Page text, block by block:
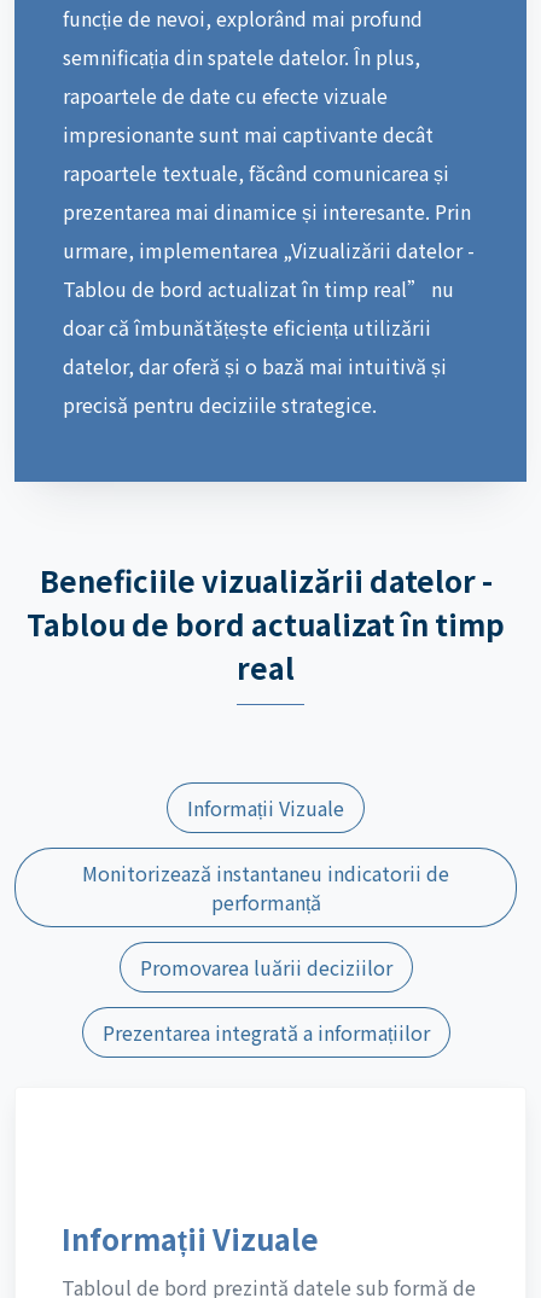
funcție de nevoi, explorând mai profund
semnificația din spatele datelor. În plus,
rapoartele de date cu efecte vizuale
impresionante sunt mai captivante decât
rapoartele textuale, făcând comunicarea și
prezentarea mai dinamice și interesante. Prin
urmare, implementarea „Vizualizării datelor -
Tablou de bord actualizat în timp real” nu
doar că îmbunătățește eficiența utilizării
datelor, dar oferă și o bază mai intuitivă și
precisă pentru deciziile strategice.
Beneficiile vizualizării datelor -
Tablou de bord actualizat în timp
real
Informații Vizuale
Monitorizează instantaneu indicatorii de
performanță
Promovarea luării deciziilor
Prezentarea integrată a informațiilor
Informații Vizuale
Tabloul de bord prezintă datele sub formă de